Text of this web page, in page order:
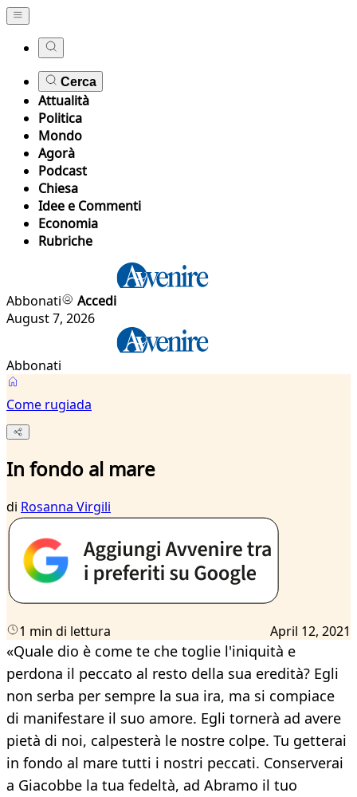
Cerca
Attualità
Politica
Mondo
Agorà
Podcast
Chiesa
Idee e Commenti
Economia
Rubriche
Abbonati
Accedi
August 7, 2026
Abbonati
Come rugiada
In fondo al mare
di Rosanna Virgili
1 min di lettura April 12, 2021
«Quale dio è come te che toglie l'iniquità e
perdona il peccato al resto della sua eredità? Egli
non serba per sempre la sua ira, ma si compiace
di manifestare il suo amore. Egli tornerà ad avere
pietà di noi, calpesterà le nostre colpe. Tu getterai
in fondo al mare tutti i nostri peccati. Conserverai
a Giacobbe la tua fedeltà, ad Abramo il tuo